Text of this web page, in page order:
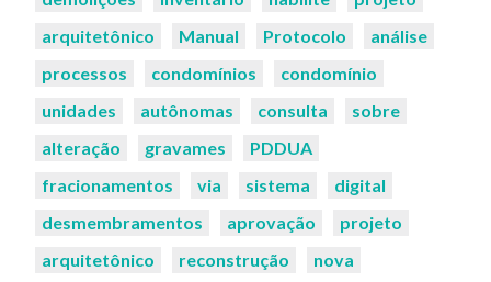
arquitetônico
Manual Protocolo
análise
processos
condomínios
condomínio
unidades
autônomas consulta
sobre
alteração
gravames
PDDUA
fracionamentos
via sistema
digital
desmembramentos
aprovação
projeto
arquitetônico
reconstrução
nova